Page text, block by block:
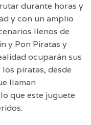
durante horas y
y con un amplio
llenos de
y Pon Piratas y
ocuparán sus
los piratas, desde
llaman
que este juguete